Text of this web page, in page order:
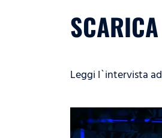
Leggi l`intervista